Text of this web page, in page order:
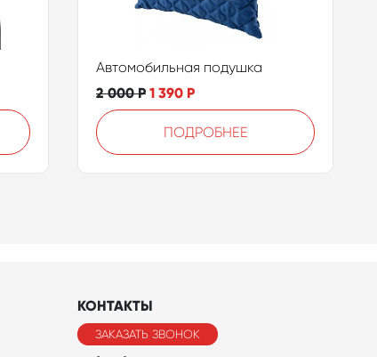
Автомобильная подушка
2 000Р 1 390 Р
ПОДРОБНЕЕ
КОНТАКТЫ
ЗАКАЗАТЬ ЗВОНОК